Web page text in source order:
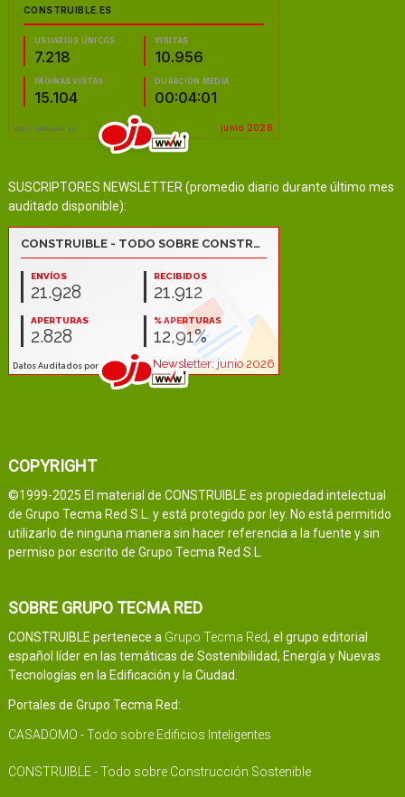
SUSCRIPTORES NEWSLETTER (promedio diario durante último mes
auditado disponible):
COPYRIGHT
©1999-2025 El material de CONSTRUIBLE es propiedad intelectual
de Grupo Tecma Red S.L. y está protegido por ley. No está permitido
utilizarlo de ninguna manera sin hacer referencia a la fuente y sin
permiso por escrito de Grupo Tecma Red S.L.
SOBRE GRUPO TECMA RED
CONSTRUIBLE pertenece a Grupo Tecma Red, el grupo editorial
español líder en las temáticas de Sostenibilidad, Energía y Nuevas
Tecnologías en la Edificación y la Ciudad.
Portales de Grupo Tecma Red:
CASADOMO - Todo sobre Edificios Inteligentes
CONSTRUIBLE - Todo sobre Construcción Sostenible